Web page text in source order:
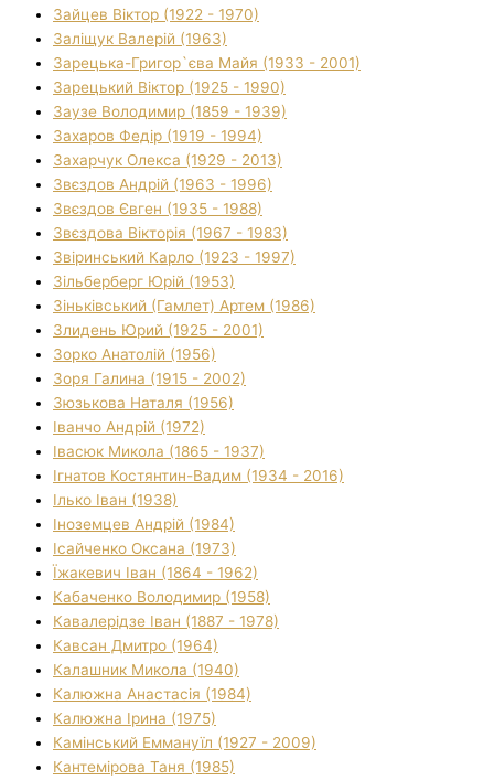
Зайцев Віктор (1922 - 1970)
Заліщук Валерій (1963)
Зарецька-Григор`єва Майя (1933 - 2001)
Зарецький Віктор (1925 - 1990)
Заузе Володимир (1859 - 1939)
Захаров Федір (1919 - 1994)
Захарчук Олекса (1929 - 2013)
Звєздов Андрій (1963 - 1996)
Звєздов Євген (1935 - 1988)
Звєздова Вікторія (1967 - 1983)
Звіринський Карло (1923 - 1997)
Зільберберг Юрій (1953)
Зіньківський (Гамлет) Артем (1986)
Злидень Юрий (1925 - 2001)
Зорко Анатолій (1956)
Зоря Галина (1915 - 2002)
Зюзькова Наталя (1956)
Іванчо Андрій (1972)
Івасюк Микола (1865 - 1937)
Ігнатов Костянтин-Вадим (1934 - 2016)
Ілько Іван (1938)
Іноземцев Андрій (1984)
Ісайченко Оксана (1973)
Їжакевич Іван (1864 - 1962)
Кабаченко Володимир (1958)
Кавалерідзе Іван (1887 - 1978)
Кавсан Дмитро (1964)
Калашник Микола (1940)
Калюжна Анастасія (1984)
Калюжна Ірина (1975)
Камінський Еммануїл (1927 - 2009)
Кантемірова Таня (1985)